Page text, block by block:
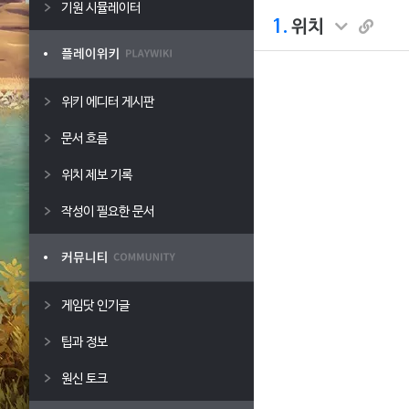
기원 시뮬레이터
위키 에디터 게시판
문서 흐름
위치 제보 기록
작성이 필요한 문서
게임닷 인기글
팁과 정보
원신 토크
1. 위치